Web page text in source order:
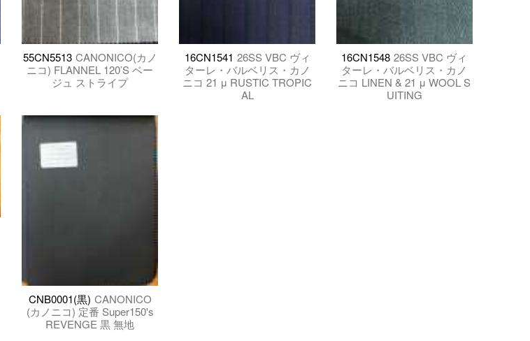
55CN5513 CANONICO(カノ
ニコ) FLANNEL 120’S ベー
ジュ ストライプ
16CN1541 26SS VBC ヴィ
ターレ・バルベリス・カノ
ニコ 21 μ RUSTIC TROPIC
AL
16CN1548 26SS VBC ヴィ
ターレ・バルベリス・カノ
ニコ LINEN & 21 μ WOOL S
UITING
CNB0001(黒) CANONICO
(カノニコ) 定番 Super150's
REVENGE 黒 無地